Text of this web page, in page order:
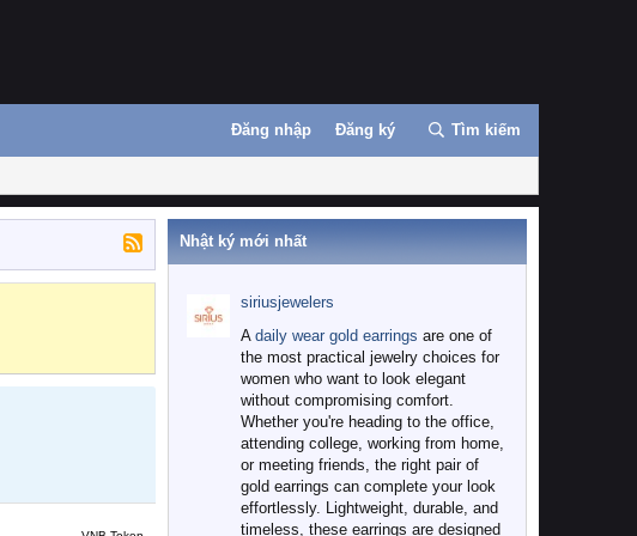
Đăng nhập Đăng ký Tìm kiếm
Nhật ký mới nhất
siriusjewelers
A daily wear gold earrings are one of
the most practical jewelry choices for
women who want to look elegant
without compromising comfort.
Whether you're heading to the office,
attending college, working from home,
or meeting friends, the right pair of
gold earrings can complete your look
effortlessly. Lightweight, durable, and
timeless, these earrings are designed